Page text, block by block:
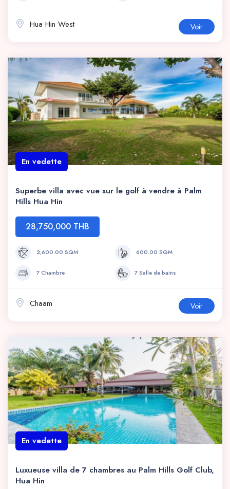
Hua Hin West Voir
En vedette
Superbe villa avec vue sur le golf à vendre à Palm
Hills Hua Hin
28,750,000 THB
2,600.00 SQM 600.00 SQM
7 Chambre 7 Salle de bains
Chaam Voir
En vedette
Luxueuse villa de 7 chambres au Palm Hills Golf Club,
Hua Hin